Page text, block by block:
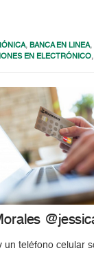
,BANCA EN LINEA,
EN ELECTRÓNICO,
un teléfono celular